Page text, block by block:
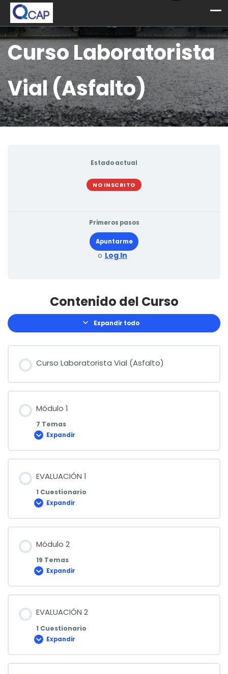
Curso Laboratorista
Vial (Asfalto)
Estado actual
NO INSCRITO
Primeros pasos
Apuntarme
o Log In
Contenido del Curso
Expandir todo
Lecciones
Curso Laboratorista Vial (Asfalto)
Módulo 1
7 Temas
Expandir
Módulo
EVALUACIÓN 1
1 Cuestionario
Expandir
EVALUACIÓN
Módulo 2
19 Temas
Expandir
Módulo
EVALUACIÓN 2
1 Cuestionario
Expandir
EVALUACIÓN